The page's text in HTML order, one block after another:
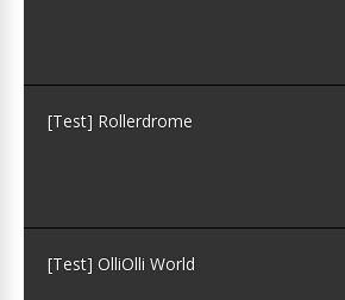
[Test] Rollerdrome
[Test] OlliOlli World